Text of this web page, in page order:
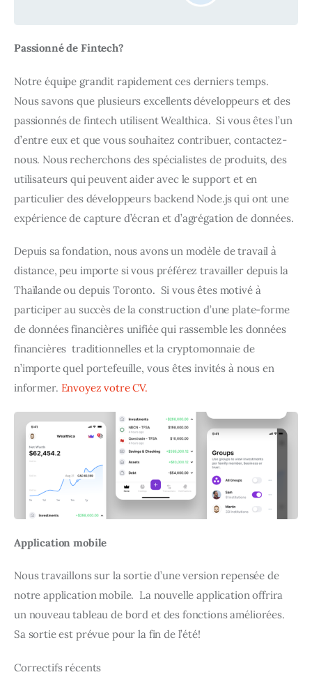
Passionné de Fintech?
Notre équipe grandit rapidement ces derniers temps.
Nous savons que plusieurs excellents développeurs et des
passionnés de fintech utilisent Wealthica.  Si vous êtes l’un
d’entre eux et que vous souhaitez contribuer, contactez-
nous. Nous recherchons des spécialistes de produits, des
utilisateurs qui peuvent aider avec le support et en
particulier des développeurs backend Node.js qui ont une
expérience de capture d’écran et d’agrégation de données.
Depuis sa fondation, nous avons un modèle de travail à
distance, peu importe si vous préférez travailler depuis la
Thaïlande ou depuis Toronto.  Si vous êtes motivé à
participer au succès de la construction d’une plate-forme
de données financières unifiée qui rassemble les données
financières  traditionnelles et la cryptomonnaie de
n’importe quel portefeuille, vous êtes invités à nous en
informer. Envoyez votre CV.
Application mobile
Nous travaillons sur la sortie d’une version repensée de
notre application mobile.  La nouvelle application offrira
un nouveau tableau de bord et des fonctions améliorées.
Sa sortie est prévue pour la fin de l’été!
Correctifs récents